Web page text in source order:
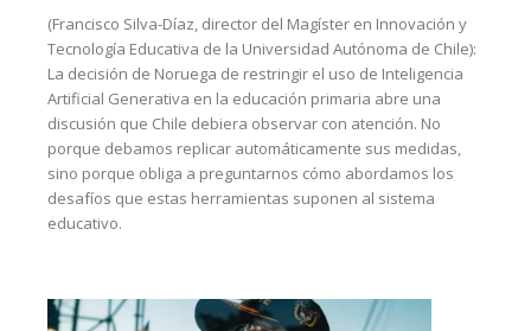
(Francisco Silva-Díaz, director del Magíster en Innovación y
Tecnología Educativa de la Universidad Autónoma de Chile):
La decisión de Noruega de restringir el uso de Inteligencia
Artificial Generativa en la educación primaria abre una
discusión que Chile debiera observar con atención. No
porque debamos replicar automáticamente sus medidas,
sino porque obliga a preguntarnos cómo abordamos los
desafíos que estas herramientas suponen al sistema
educativo.